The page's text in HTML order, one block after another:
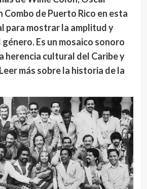
Combo de Puerto Rico en esta
para mostrar la amplitud y
Es un mosaico sonoro
herencia cultural del Caribe y
más sobre la historia de la